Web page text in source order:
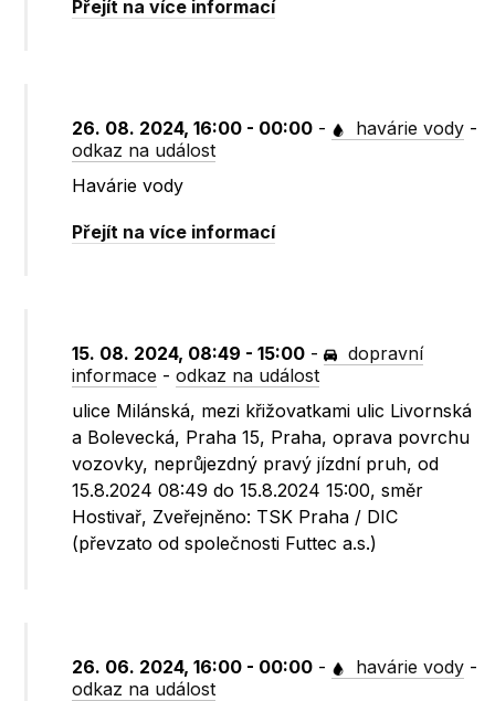
Přejít na více informací
26. 08. 2024, 16:00 - 00:00 - havárie vody -
odkaz na událost
Havárie vody
Přejít na více informací
15. 08. 2024, 08:49 - 15:00 -
dopravní
informace -odkaz na událost
ulice Milánská, mezi křižovatkami ulic Livornská
a Bolevecká, Praha 15, Praha, oprava povrchu
vozovky, neprůjezdný pravý jízdní pruh, od
15.8.2024 08:49 do 15.8.2024 15:00, směr
Hostivař, Zveřejněno: TSK Praha / DIC
(převzato od společnosti Futtec a.s.)
26. 06. 2024, 16:00 - 00:00 - havárie vody -
odkaz na událost